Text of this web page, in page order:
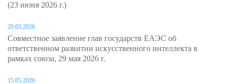
(23 июня 2026 г.)
29.05.2026
Совместное заявление глав государств ЕАЭС об
ответственном развитии искусственного интеллекта в
рамках союза, 29 мая 2026 г.
15.05.2026